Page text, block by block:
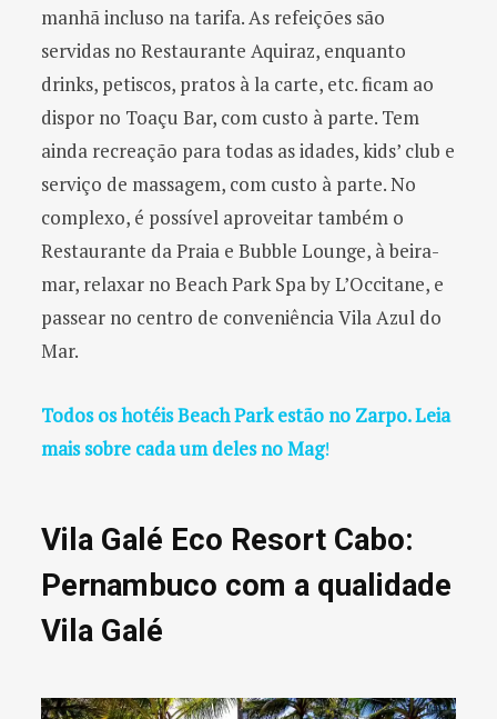
manhã incluso na tarifa. As refeições são
servidas no Restaurante Aquiraz, enquanto
drinks, petiscos, pratos à la carte, etc. ficam ao
dispor no Toaçu Bar, com custo à parte. Tem
ainda recreação para todas as idades, kids’ club e
serviço de massagem, com custo à parte. No
complexo, é possível aproveitar também o
Restaurante da Praia e Bubble Lounge, à beira-
mar, relaxar no Beach Park Spa by L’Occitane, e
passear no centro de conveniência Vila Azul do
Mar.
Todos os hotéis Beach Park estão no Zarpo. Leia
mais sobre cada um deles no Mag!
Vila Galé Eco Resort Cabo:
Pernambuco com a qualidade
Vila Galé